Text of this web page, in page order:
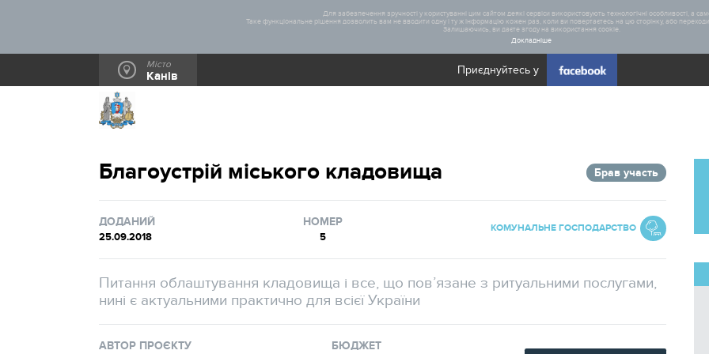
Для забезпечення зручності у користуванні цим сайтом деякі сервіси використовують технологічні особливості, а
Таке функціональне рішення дозволить вам не вводити одну і ту ж інформацію кожен раз, коли ви повертаєтесь на цю сторінку, або
Залишаючись, ви даєте згоду на використання cookie.
Докладніше
Місто
Канів Приєднуйтесь у
Благоустрій міського кладовища Брав участь
ДОДАНИЙ
25.09.2018
НОМЕР
5
КОМУНАЛЬНЕ ГОСПОДАРСТВО
Питання облаштування кладовища і все, що пов’язане з ритуальними послугами,
нині є актуальними практично для всієї України
АВТОР ПРОЄКТУ БЮДЖЕТ